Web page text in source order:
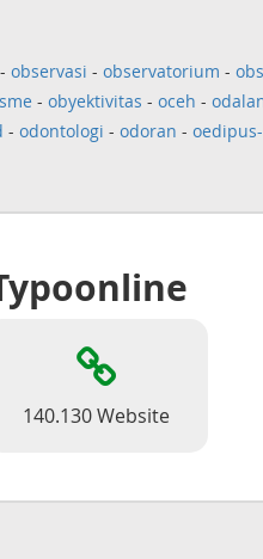
- observasi - observatorium -
- obyektivitas - oceh -
- odontologi - odoran -
140.130 Website